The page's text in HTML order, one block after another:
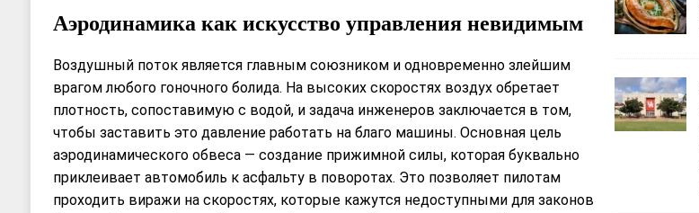
Аэродинамика как искусство управления невидимым
Воздушный поток является главным союзником и одновременно злейшим
врагом любого гоночного болида. На высоких скоростях воздух обретает
плотность, сопоставимую с водой, и задача инженеров заключается в том,
чтобы заставить это давление работать на благо машины. Основная цель
аэродинамического обвеса — создание прижимной силы, которая буквально
приклеивает автомобиль к асфальту в поворотах. Это позволяет пилотам
проходить виражи на скоростях, которые кажутся недоступными для законов